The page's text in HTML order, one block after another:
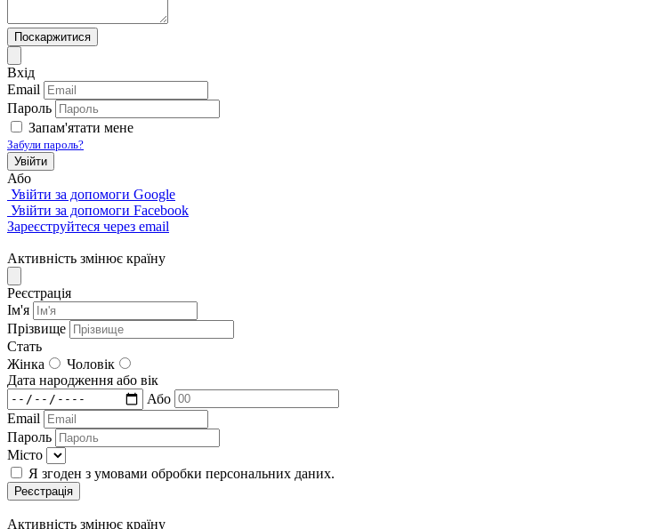
Поскаржитися
Вхід
Email
Пароль
Запам'ятати мене
Забули пароль?
Увійти
Або
Увійти за допомоги Google
Увійти за допомоги Facebook
Зареєструйтеся через email
Активність змінює країну
Реєстрація
Iм'я
Прізвище
Стать
Жінка
Чоловік
Дата народження або вік
Або
Email
Пароль
Місто
Я згоден з умовами обробки персональних даних.
Реєстрація
Активність змінює країну